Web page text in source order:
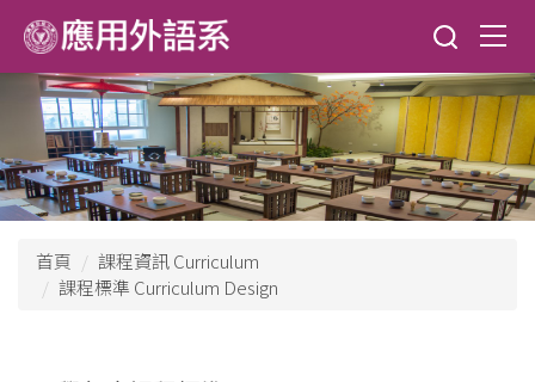
到
主
區
首頁
課程資訊 Curriculum
課程標準 Curriculum Design